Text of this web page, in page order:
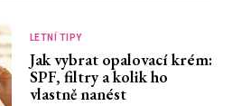
LETNÍ TIPY
Jak vybrat opalovací krém:
SPF, filtry a kolik ho
vlastně nanést